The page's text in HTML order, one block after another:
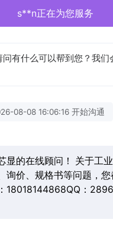
s**n正在为您服务
有什么可以帮到您？我们
08-08 16:06:16 开始沟通
显的在线顾问！ 关于工
询价、规格书等问题，您
18018144868QQ：